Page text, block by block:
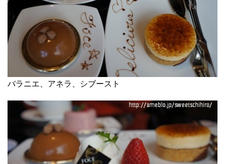
バラニエ、アネラ、シブースト